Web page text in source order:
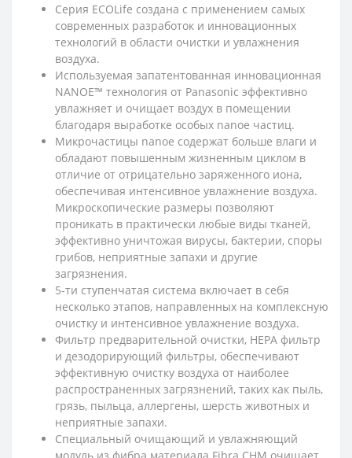
Cерия ECOLife создана с применением самых
современных разработок и инновационных
технологий в области очистки и увлажнения
воздуха.
Используемая запатентованная инновационная
NANOE™ технология от Panasonic эффективно
увлажняет и очищает воздух в помещении
благодаря выработке особых nanoe частиц.
Микрочастицы nanoe содержат больше влаги и
обладают повышенным жизненным циклом в
отличие от отрицательно заряженного иона,
обеспечивая интенсивное увлажнение воздуха.
Микроскопические размеры позволяют
проникать в практически любые виды тканей,
эффективно уничтожая вирусы, бактерии, споры
грибов, неприятные запахи и другие
загрязнения.
5-ти ступенчатая система включает в себя
несколько этапов, направленных на комплексную
очистку и интенсивное увлажнение воздуха.
Фильтр предварительной очистки, HEPA фильтр
и дезодорирующий фильтры, обеспечивают
эффективную очистку воздуха от наиболее
распространенных загрязнений, таких как пыль,
грязь, пыльца, аллергены, шерсть животных и
неприятные запахи.
Специальный очищающий и увлажняющий
модуль из фибра материала Fibra CHM очищает